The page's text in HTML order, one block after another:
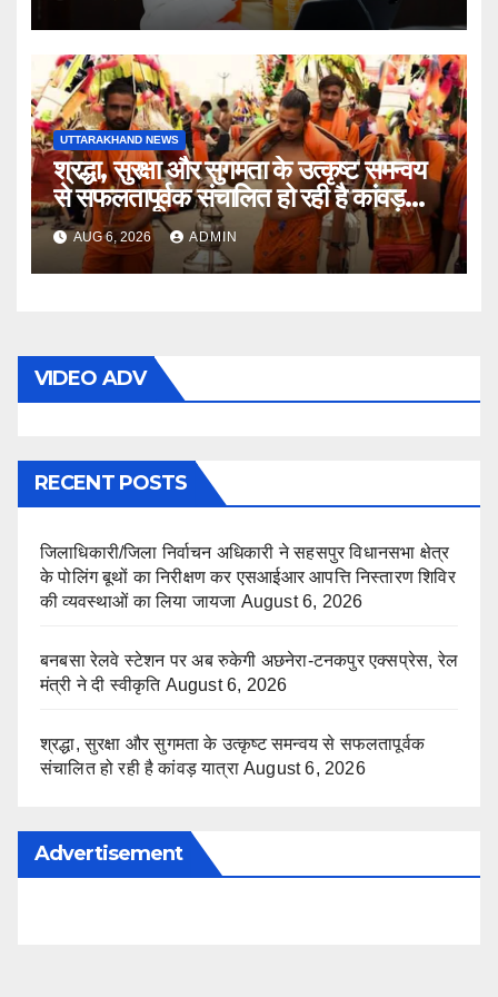
UTTARAKHAND NEWS
श्रद्धा, सुरक्षा और सुगमता के उत्कृष्ट समन्वय
से सफलतापूर्वक संचालित हो रही है कांवड़
यात्रा
AUG 6, 2026 ADMIN
VIDEO ADV
RECENT POSTS
जिलाधिकारी/जिला निर्वाचन अधिकारी ने सहसपुर विधानसभा क्षेत्र
के पोलिंग बूथों का निरीक्षण कर एसआईआर आपत्ति निस्तारण शिविर
की व्यवस्थाओं का लिया जायजा August 6, 2026
बनबसा रेलवे स्टेशन पर अब रुकेगी अछनेरा-टनकपुर एक्सप्रेस, रेल
मंत्री ने दी स्वीकृति August 6, 2026
श्रद्धा, सुरक्षा और सुगमता के उत्कृष्ट समन्वय से सफलतापूर्वक
संचालित हो रही है कांवड़ यात्रा August 6, 2026
Advertisement